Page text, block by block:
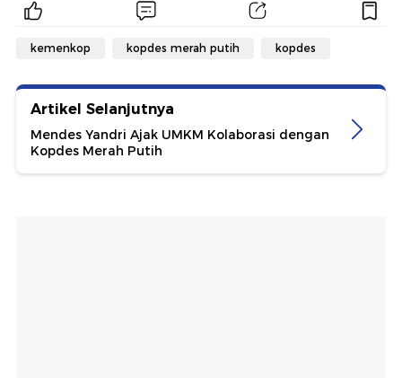
kemenkop kopdes merah putih kopdes
Artikel Selanjutnya
Mendes Yandri Ajak UMKM Kolaborasi dengan
Kopdes Merah Putih